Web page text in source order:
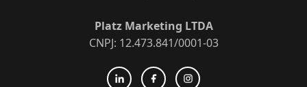
Platz Marketing LTDA
CNPJ: 12.473.841/0001-03